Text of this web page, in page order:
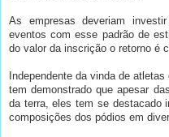
As empresas deveriam
eventos com esse padrão de
do valor da inscrição o retorno é
Independente da vinda de
tem demonstrado que apesar
da terra, eles tem se destacado
composições dos pódios em